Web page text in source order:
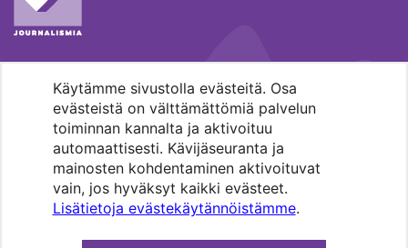
Käytämme sivustolla evästeitä. Osa
evästeistä on välttämättömiä palvelun
toiminnan kannalta ja aktivoituu
automaattisesti. Kävijäseuranta ja
mainosten kohdentaminen aktivoituvat
vain, jos hyväksyt kaikki evästeet.
Lisätietoja evästekäytännöistämme.
MENOHAKU
Pääkaupunkiseudun evankelis-
luterilaisten seurakuntien media.